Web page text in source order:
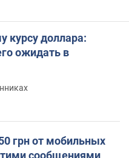
курсу доллара:
ожидать в
грн от мобильных
сообщениями